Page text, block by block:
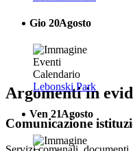
Gio 20Agosto
Lebonski Park
Ven 21Agosto
Argomenti in
Comunicazione